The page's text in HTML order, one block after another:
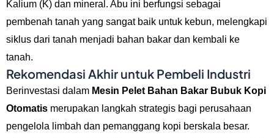
Kalium (K) dan mineral. Abu ini berfungsi sebagai
pembenah tanah yang sangat baik untuk kebun, melengkapi
siklus dari tanah menjadi bahan bakar dan kembali ke
tanah.
Rekomendasi Akhir untuk Pembeli Industri
Berinvestasi dalam Mesin Pelet Bahan Bakar Bubuk Kopi
Otomatis merupakan langkah strategis bagi perusahaan
pengelola limbah dan pemanggang kopi berskala besar.